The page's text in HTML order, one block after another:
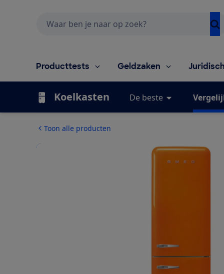
Producttests Geldzaken
Koelkasten De beste
Toon alle producten